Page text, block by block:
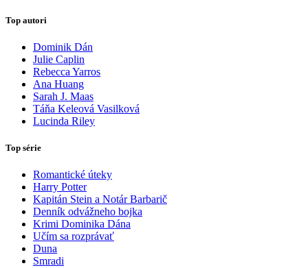
Top autori
Dominik Dán
Julie Caplin
Rebecca Yarros
Ana Huang
Sarah J. Maas
Táňa Keleová Vasilková
Lucinda Riley
Top série
Romantické úteky
Harry Potter
Kapitán Stein a Notár Barbarič
Denník odvážneho bojka
Krimi Dominika Dána
Učím sa rozprávať
Duna
Smradi